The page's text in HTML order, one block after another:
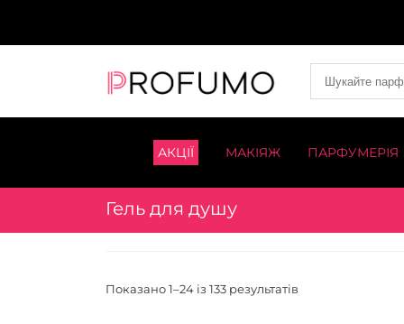
АКЦІЇ МАКІЯЖ ПАРФУМЕРІЯ
Гель для душу
Показано 1–24 із 133 результатів